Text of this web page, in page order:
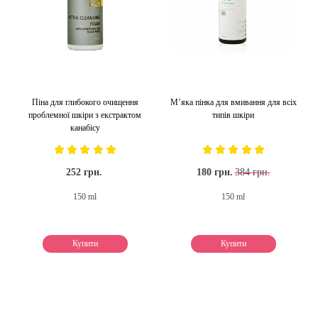
Піна для глибокого очищення
проблемної шкіри з екстрактом
канабісу
252 грн.
150 ml
Купити
М’яка пінка для вмивання для всіх
типів шкіри
180 грн. 384 грн.
150 ml
Купити